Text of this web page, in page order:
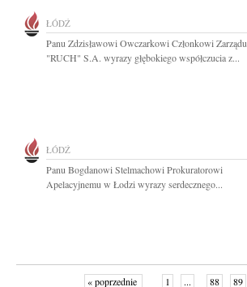
ŁÓDŹ
Panu Zdzisławowi Owczarkowi Członkowi Zarządu
"RUCH" S.A. wyrazy głębokiego współczucia z...
ŁÓDŹ
Panu Bogdanowi Stelmachowi Prokuratorowi
Apelacyjnemu w Łodzi wyrazy serdecznego...
« poprzednie 1 ... 88 89